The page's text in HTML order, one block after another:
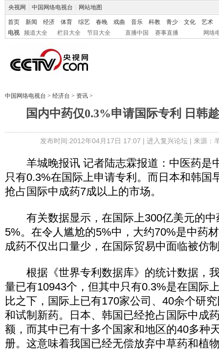
央视网 中国网络电视台 网站地图
首页 新闻 经济 体育 综艺 春晚 戏曲 音乐 科教 青少 文化
艺术
电视
频道大全 栏目大全 节目大全 直播中国 赛事直播 网络
中国网络电视台 > 经济台 > 资讯 >
国内中药仅0.3%申请国际专利 日韩
发布时间:2012年04月17日 17:07 | 进入复兴论坛| 来源：
羊城晚报讯 记者陆志霖报道：中医药是
只有0.3%在国际上申请专利。而日本和韩国
抢占国际中成药7成以上的市场。
有关数据显示，在国际上300亿美元的中
5%。在令人尴尬的5%中，大约70%是中药
成药不仅出口量少，在国际贸易中面临被仿
根据《世界专利数据库》的统计数据，
量已有10943个，但其中只有0.3%是在国际
比之下，国际上已有170家公司、40余个研
和试制新药。日本、韩国已经抢占国际中成
额，而其中已有十多个国家和地区的40多种
册。这意味着我国已经无偿放弃中草药和植